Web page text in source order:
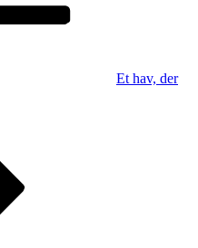
Et hav, der